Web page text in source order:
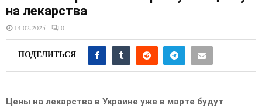
E
N
U
на лекарства
14.02.2025 0
ПОДЕЛИТЬСЯ
Цены на лекарства в Украине уже в марте будут